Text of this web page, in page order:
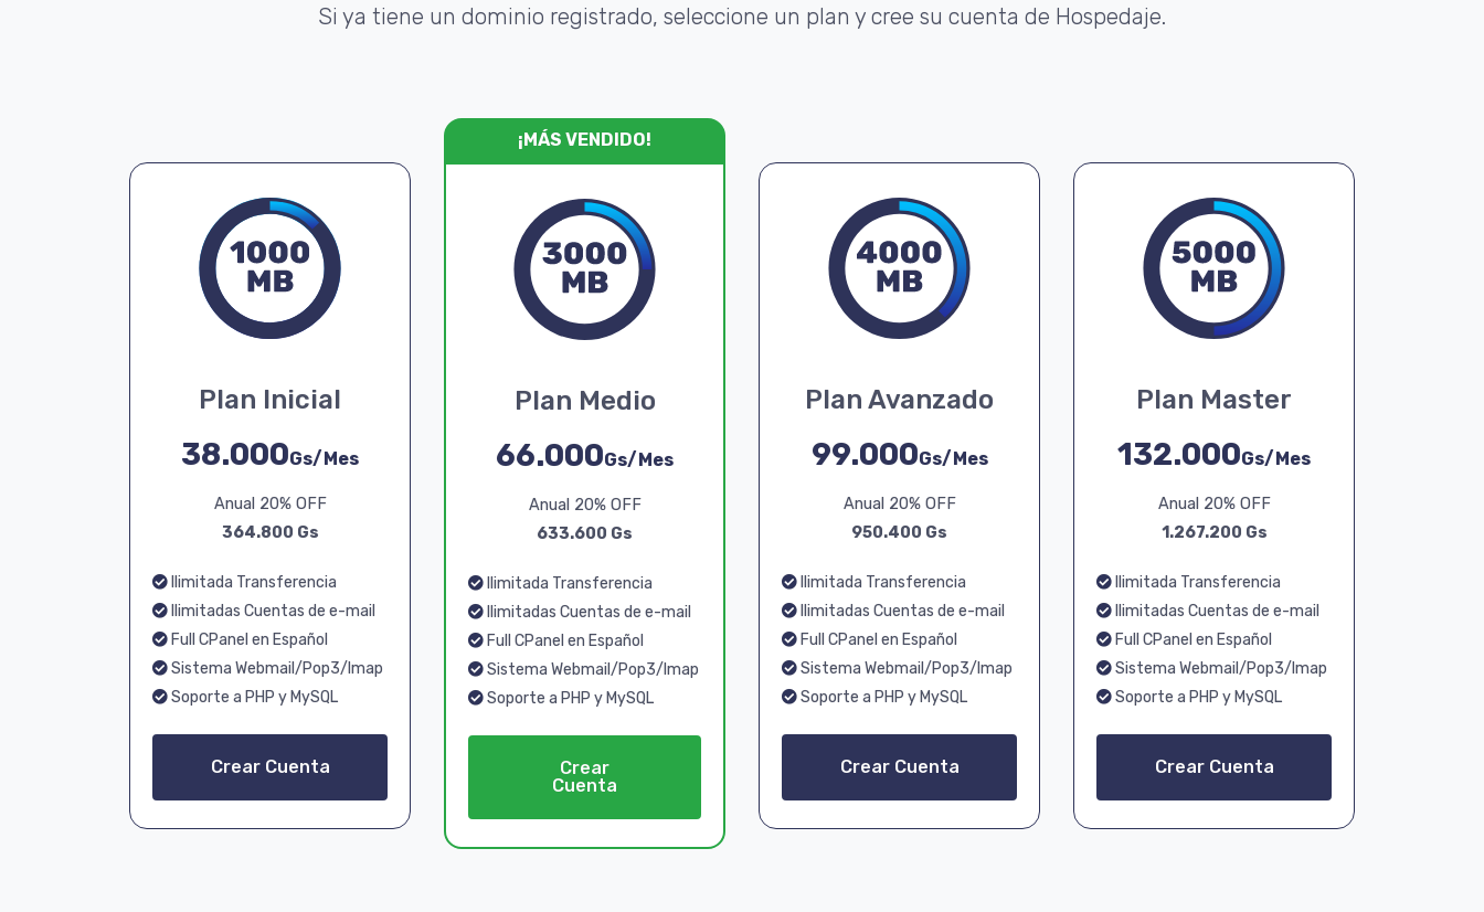
Si ya tiene un dominio registrado, seleccione un plan y cree su cuenta de Hospedaje.
Plan Inicial
38.000Gs/Mes
Anual 20% OFF
364.800 Gs
Ilimitada Transferencia
Ilimitadas Cuentas de e-mail
Full CPanel en Español
Sistema Webmail/Pop3/Imap
Soporte a PHP y MySQL
Crear Cuenta
¡MÁS VENDIDO!
Plan Medio
66.000Gs/Mes
Anual 20% OFF
633.600 Gs
Ilimitada Transferencia
Ilimitadas Cuentas de e-mail
Full CPanel en Español
Sistema Webmail/Pop3/Imap
Soporte a PHP y MySQL
Crear
Cuenta
Plan Avanzado
99.000Gs/Mes
Anual 20% OFF
950.400 Gs
Ilimitada Transferencia
Ilimitadas Cuentas de e-mail
Full CPanel en Español
Sistema Webmail/Pop3/Imap
Soporte a PHP y MySQL
Crear Cuenta
Plan Master
132.000Gs/Mes
Anual 20% OFF
1.267.200 Gs
Ilimitada Transferencia
Ilimitadas Cuentas de e-mail
Full CPanel en Español
Sistema Webmail/Pop3/Imap
Soporte a PHP y MySQL
Crear Cuenta